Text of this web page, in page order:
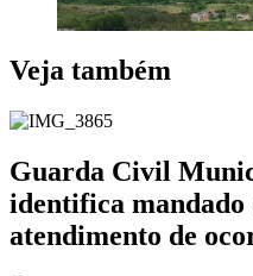
Veja também
Guarda Civil
identifica mandado
atendimento de